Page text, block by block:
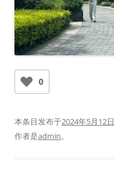
0
本条目发布于2024年5月12日
作者是admin。